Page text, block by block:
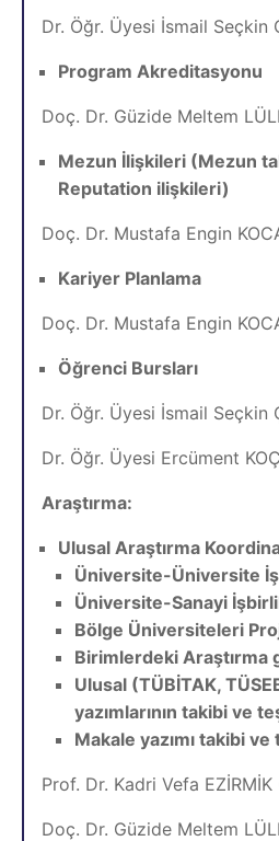
Dr. Öğr. Üyesi İsmail Seçkin
Program Akreditasyonu
Doç. Dr. Güzide Meltem
Mezun İlişkileri (Mezun
Reputation ilişkileri)
Doç. Dr. Mustafa Engin
Kariyer Planlama
Doç. Dr. Mustafa Engin
Öğrenci Bursları
Dr. Öğr. Üyesi İsmail Seçkin
Dr. Öğr. Üyesi Ercüment
Araştırma:
Ulusal Araştırma
Üniversite-Üniversite
Üniversite-Sanayi
Bölge Üniversiteleri
Birimlerdeki Araştırma
Ulusal (TÜBİTAK,
yazımlarının takibi ve
Makale yazımı takibi
Prof. Dr. Kadri Vefa EZİRMİK
Doç. Dr. Güzide Meltem